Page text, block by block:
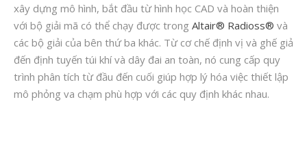
xây dựng mô hình, bắt đầu từ hình học CAD và hoàn thiện
với bộ giải mã có thể chạy được trong Altair® Radioss® và
các bộ giải của bên thứ ba khác. Từ cơ chế định vị và ghế giả
đến định tuyến túi khí và dây đai an toàn, nó cung cấp quy
trình phân tích từ đầu đến cuối giúp hợp lý hóa việc thiết lập
mô phỏng va chạm phù hợp với các quy định khác nhau.